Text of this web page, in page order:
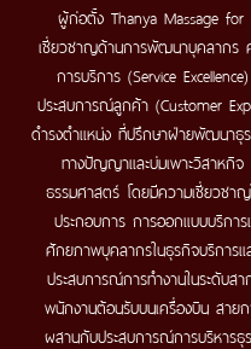
ผู้ก่อตั้ง Thanya Massage for
เชี่ยวชาญด้านการพัฒนาบุคลากร
การบริการ (Service
ประสบการณ์ลูกค้า (Customer
ดำรงตำแหน่ง ที่ปรึกษาฝ่ายพัฒนา
ทางปัญญาและบ่มเพาะวิสาหกิ
ธรรมศาสตร์ โดยมีความเชี่ยวช
ประกอบการ การออกแบบบริกา
ศักยภาพบุคลากรในธุรกิจบริการแ
ประสบการณ์การทำงานในระดับส
พนักงานต้อนรับบนเครื่องบิน สาย
ผสานกับประสบการณ์การบริหารธุ